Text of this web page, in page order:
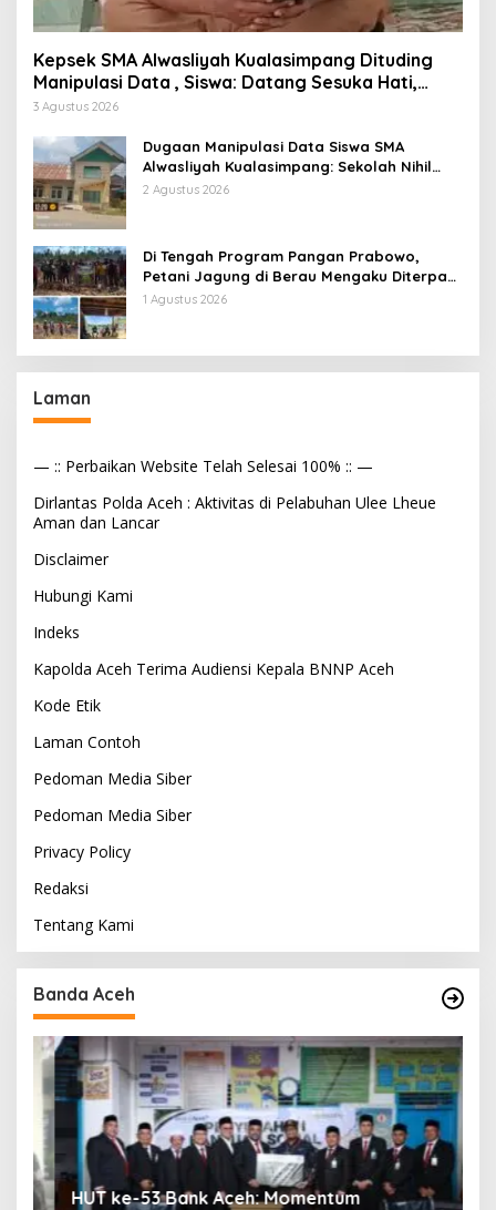
Kepsek SMA Alwasliyah Kualasimpang Dituding
Manipulasi Data , Siswa: Datang Sesuka Hati,
Dana MBG Disalurkan ke Guru & Pesantren
3 Agustus 2026
Dugaan Manipulasi Data Siswa SMA
Alwasliyah Kualasimpang: Sekolah Nihil
Murid Tapi Terima Dana BOS & Paket
2 Agustus 2026
Di Tengah Program Pangan Prabowo,
Petani Jagung di Berau Mengaku Diterpa
Tekanan Aparat
1 Agustus 2026
Laman
— :: Perbaikan Website Telah Selesai 100% :: —
Dirlantas Polda Aceh : Aktivitas di Pelabuhan Ulee Lheue
Aman dan Lancar
Disclaimer
Hubungi Kami
Indeks
Kapolda Aceh Terima Audiensi Kepala BNNP Aceh
Kode Etik
Laman Contoh
Pedoman Media Siber
Pedoman Media Siber
Privacy Policy
Redaksi
Tentang Kami
Banda Aceh
HUT ke-53 Bank Aceh: Momentum